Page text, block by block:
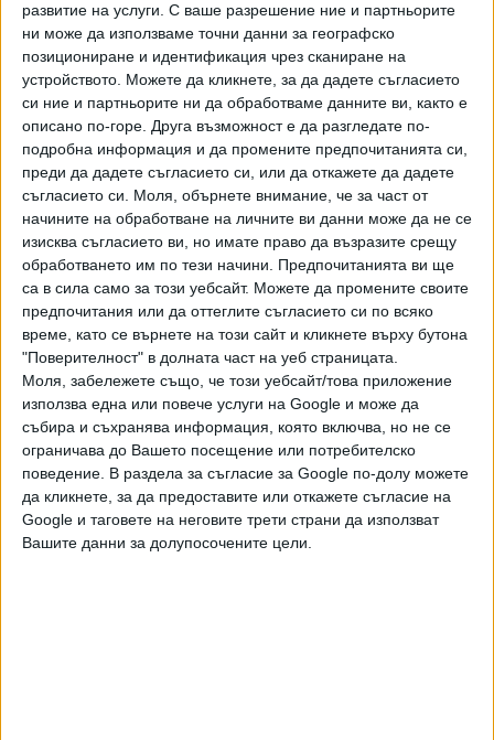
развитие на услуги. С ваше разрешение ние и партньорите
ни може да използваме точни данни за географско
позициониране и идентификация чрез сканиране на
устройството. Можете да кликнете, за да дадете съгласието
си ние и партньорите ни да обработваме данните ви, както е
описано по-горе. Друга възможност е да разгледате по-
подробна информация и да промените предпочитанията си,
преди да дадете съгласието си, или да откажете да дадете
съгласието си. Моля, обърнете внимание, че за част от
начините на обработване на личните ви данни може да не се
изисква съгласието ви, но имате право да възразите срещу
обработването им по тези начини. Предпочитанията ви ще
са в сила само за този уебсайт. Можете да промените своите
предпочитания или да оттеглите съгласието си по всяко
време, като се върнете на този сайт и кликнете върху бутона
"Поверителност" в долната част на уеб страницата.
Моля, забележете също, че този уебсайт/това приложение
използва една или повече услуги на Google и може да
събира и съхранява информация, която включва, но не се
ограничава до Вашето посещение или потребителско
поведение. В раздела за съгласие за Google по-долу можете
да кликнете, за да предоставите или откажете съгласие на
Google и таговете на неговите трети страни да използват
Вашите данни за долупосочените цели.
До това дередже населението е докарано от
политическите и образователните конвергенции, както и
от задължителните курсове за тотално затъпяване -
разказва ни той.
Старчето желае анонимност, но споделя, че някога е
било професор в Института за българския език. И
продължава:
- Преди година министърът на културата Банов нареди
да бъде издаден нов речник на българския език. Той
съдържа 4500 думи, като 20% от тях са чуждици. Всяка
година нарочна лотария избира 100 български думи за
отстрел. Българската реч буренясала нива е веч,
обрасла с фрази уродливи - преминава в мерена реч
старчето и продължава. - Залинялата мисъл убива езика.
Безжизненият език убива мисълта. Мишките имат
опашки, опашките нямат мишки! Промени се и
интонацията на речта ни. Това, което днес чуваме, не е
звънлив български говор, а лай на бясно куче. Запази се
непокътнат единствено трънският диалект. Тайна
лингвистична завера сега се бори той да бъде обявен за